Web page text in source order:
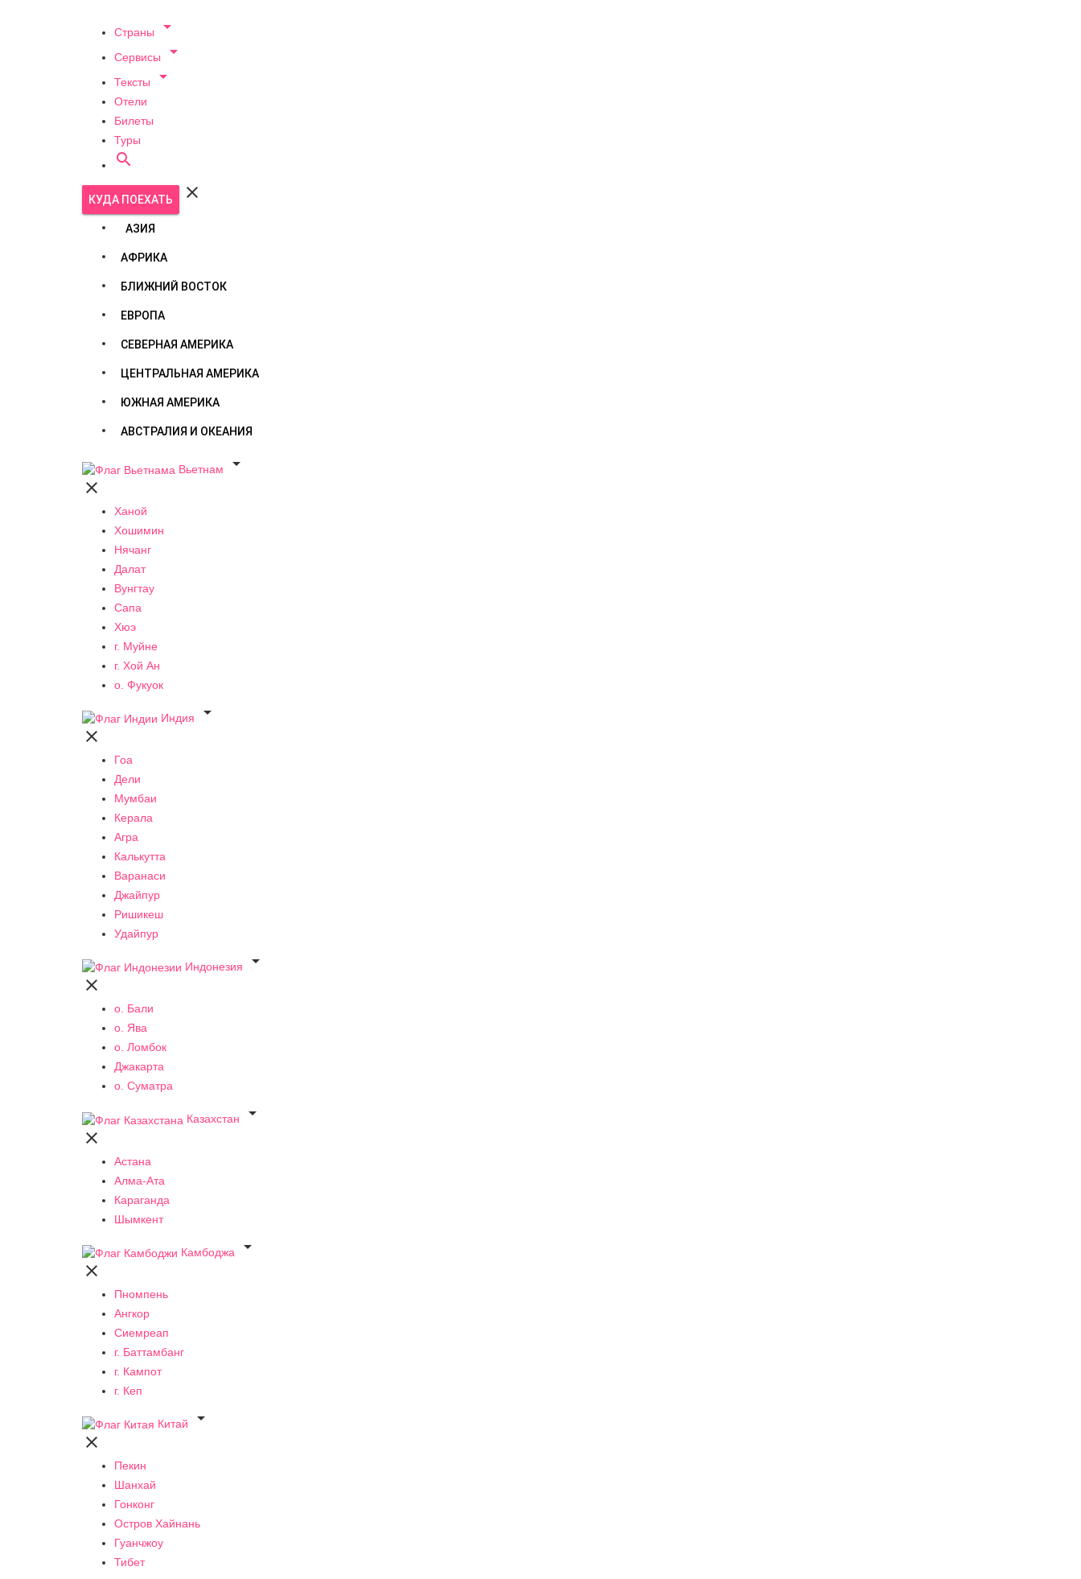
Страны 
Сервисы 
Тексты 
Отели
Билеты
Туры

КУДА ПОЕХАТЬ 
АЗИЯ
АФРИКА
БЛИЖНИЙ ВОСТОК
ЕВРОПА
СЕВЕРНАЯ АМЕРИКА
ЦЕНТРАЛЬНАЯ АМЕРИКА
ЮЖНАЯ АМЕРИКА
АВСТРАЛИЯ И ОКЕАНИЯ
Вьетнам


Ханой
Хошимин
Нячанг
Далат
Вунгтау
Сапа
Хюэ
г. Муйне
г. Хой Ан
о. Фукуок
Индия


Гоа
Дели
Мумбаи
Керала
Агра
Калькутта
Варанаси
Джайпур
Ришикеш
Удайпур
Индонезия


о. Бали
о. Ява
о. Ломбок
Джакарта
о. Суматра
Казахстан


Астана
Алма-Ата
Караганда
Шымкент
Камбоджа


Пномпень
Ангкор
Сиемреап
г. Баттамбанг
г. Кампот
г. Кеп
Китай


Пекин
Шанхай
Гонконг
Остров Хайнань
Гуанчжоу
Тибет